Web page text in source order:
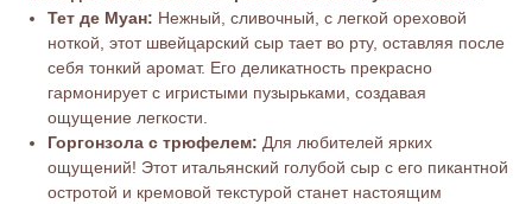
Тет де Муан: Нежный, сливочный, с легкой ореховой
ноткой, этот швейцарский сыр тает во рту, оставляя после
себя тонкий аромат. Его деликатность прекрасно
гармонирует с игристыми пузырьками, создавая
ощущение легкости.
Горгонзола с трюфелем: Для любителей ярких
ощущений! Этот итальянский голубой сыр с его пикантной
остротой и кремовой текстурой станет настоящим